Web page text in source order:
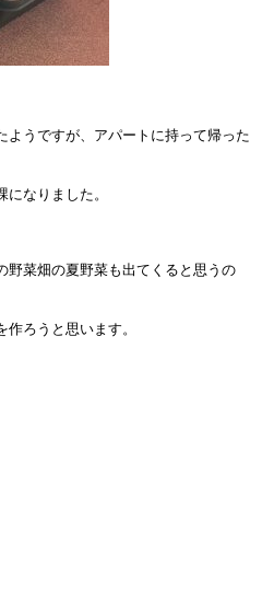
ようですが、アパートに持って帰った
なりました。
野菜畑の夏野菜も出てくると思うの
ろうと思います。